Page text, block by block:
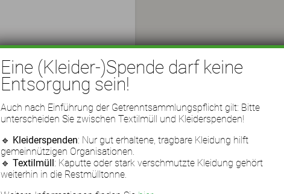
Eine (Kleider-)Spende darf keine
Entsorgung sein!
Auch nach Einführung der Getrenntsammlungspflicht gilt: Bitte
unterscheiden Sie zwischen Textilmüll und Kleiderspenden!
🔹 Kleiderspenden: Nur gut erhaltene, tragbare Kleidung hilft
gemeinnützigen Organisationen.
🔹Textilmüll: Kaputte oder stark verschmutzte Kleidung gehört
weiterhin in die Restmülltonne.